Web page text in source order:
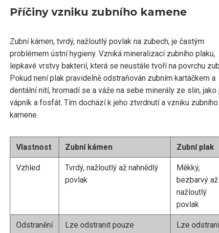
Příčiny vzniku zubního kamene
Zubní kámen, tvrdý, nažloutlý povlak na zubech, je častým
problémem ústní hygieny. Vzniká mineralizací zubního plaku,
lepkavé vrstvy bakterií, která se neustále tvoří na povrchu
Pokud není plak pravidelně odstraňován zubním kartáčkem a
dentální nití, hromadí se a váže na sebe minerály ze slin, jako
vápník a fosfát. Tím dochází k jeho ztvrdnutí a vzniku zubního
kamene.
Vlastnost Zubní kámen Zubní plak
Vzhled
Tvrdý, nažloutlý až nahnědlý
povlak
Měkký,
bezbarvý až
nažloutlý
povlak
Odstranění
Lze odstranit pouze
Lze